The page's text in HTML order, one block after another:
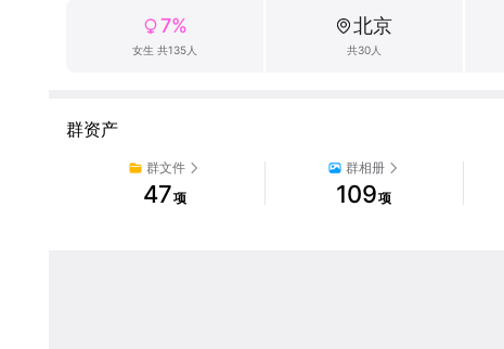
- 组队协作：组队刷本、公会活动、PVP交流，结识同好共同成长
- 自由交流：角色皮肤、剧情、XP分享，聊游戏聊日常，氛围轻
7%
女生 共135人
北京
共30人
群资产
群文件
47项
群相册
109项